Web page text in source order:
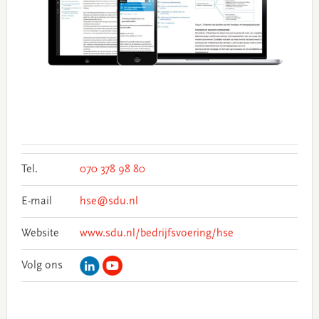
Tel. 070 378 98 80
E-mail hse@sdu.nl
Website www.sdu.nl/bedrijfsvoering/hse
Volg ons